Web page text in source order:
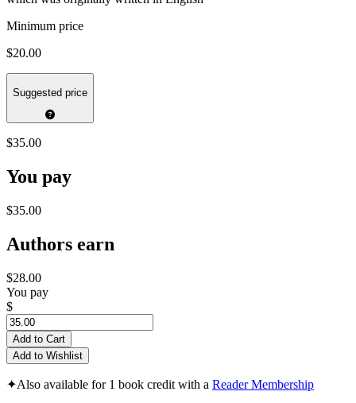
Minimum price
$20.00
Suggested price
$35.00
You pay
$35.00
Authors earn
$28.00
You pay
$
Add to Cart
Add to Wishlist
✦Also available for 1 book credit with a Reader Membership